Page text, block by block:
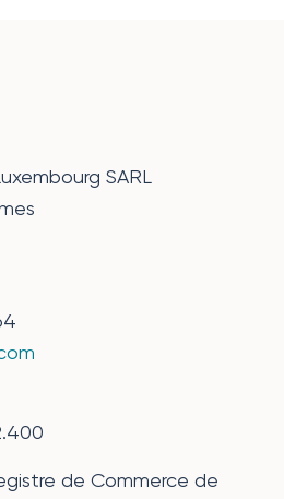
SARL
de Commerce de